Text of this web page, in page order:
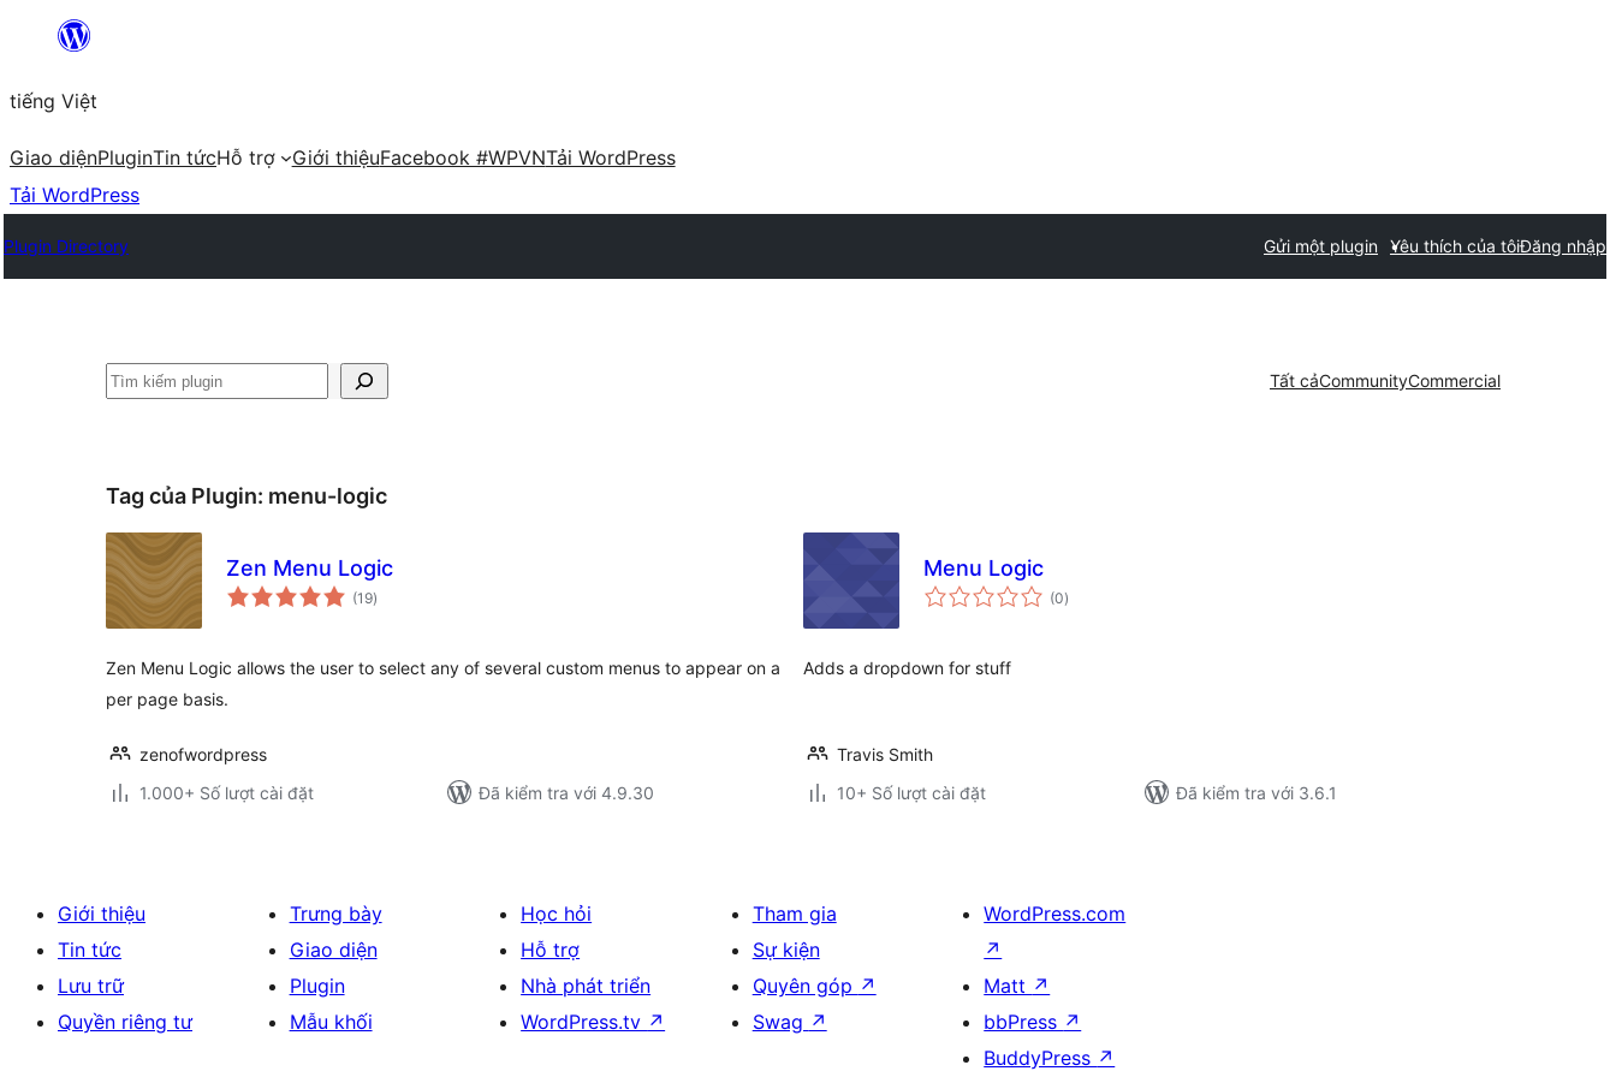
Chuyển
phần
nội
dung
tiếng Việt
Giao diệnPluginTin tứcHỗ trợ Giới thiệuFacebook #WPVNTải WordPress
Tải WordPress
Plugin Directory Gửi một plugin Yêu thích của tôiĐăng nhập
Tìm
Tất cảCommunityCommercial
Tag của Plugin: menu-logic
Zen Menu Logic
(19tổng
đánh
)
Zen Menu Logic allows the user to select any of several custom menus to appear on a
per page basis.
zenofwordpress
1.000+ Số lượt cài đặt
Đã kiểm tra với 4.9.30
Menu Logic
(0tổng
đánh
)
Adds a dropdown for stuff
Travis Smith
10+ Số lượt cài đặt
Đã kiểm tra với 3.6.1
Giới thiệu
Tin tức
Lưu trữ
Quyền riêng tư
Trưng bày
Giao diện
Plugin
Mẫu khối
Học hỏi
Hỗ trợ
Nhà phát triển
WordPress.tv ↗
Tham gia
Sự kiện
Quyên góp ↗
Swag ↗
WordPress.com
↗
Matt ↗
bbPress ↗
BuddyPress ↗